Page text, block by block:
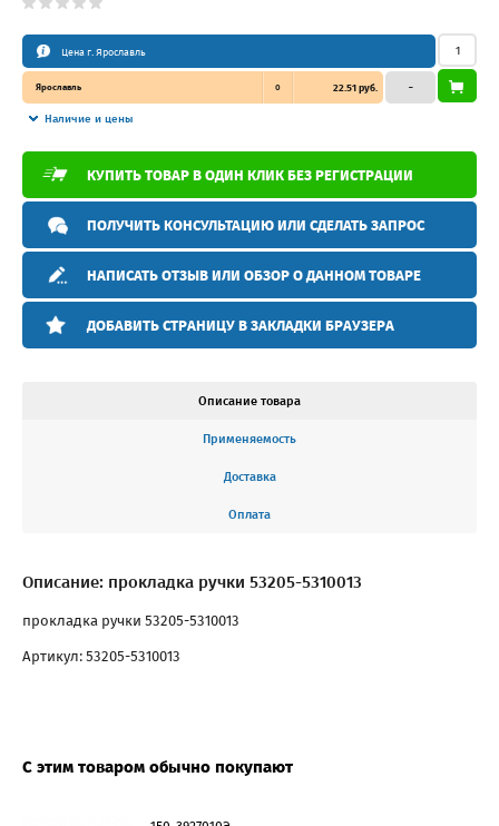
Цена г. Ярославль
Ярославль 0 22.51 руб.
Наличие и цены
–
КУПИТЬ ТОВАР В ОДИН КЛИК БЕЗ РЕГИСТРАЦИИ
ПОЛУЧИТЬ КОНСУЛЬТАЦИЮ ИЛИ СДЕЛАТЬ ЗАПРОС
НАПИСАТЬ ОТЗЫВ ИЛИ ОБЗОР О ДАННОМ ТОВАРЕ
ДОБАВИТЬ СТРАНИЦУ В ЗАКЛАДКИ БРАУЗЕРА
Описание товара
Применяемость
Доставка
Оплата
Описание: прокладка ручки 53205-5310013
прокладка ручки 53205-5310013
Артикул: 53205-5310013
С этим товаром обычно покупают